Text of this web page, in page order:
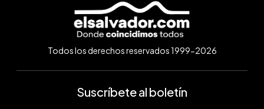
Todos los derechos reservados 1999-2026
Suscríbete al boletín